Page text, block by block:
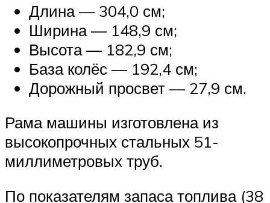
Длина — 304,0 см;
Ширина — 148,9 см;
Высота — 182,9 см;
База колёс — 192,4 см;
Дорожный просвет — 27,9 см.
Рама машины изготовлена из
высокопрочных стальных 51-
миллиметровых труб.
По показателям запаса топлива (38